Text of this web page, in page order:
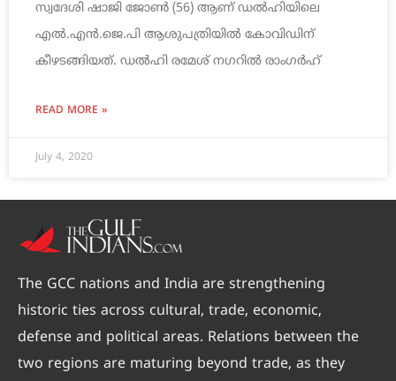
സ്വദേശി ഷാജി ജോൺ (56) ആണ് ഡല്‍ഹിയിലെ
എൽ.എൻ.ജെ.പി ആശുപത്രിയിൽ കോവിഡിന്
കീഴടങ്ങിയത്. ഡൽഹി രമേശ് നഗറിൽ രാംഗർഹ്
READ MORE »
July 4, 2020
The GCC nations and India are strengthening
historic ties across cultural, trade, economic,
defense and political areas. Relations between the
two regions are maturing beyond trade, as they